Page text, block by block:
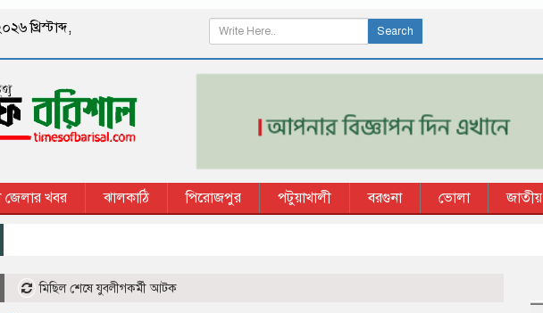
খ্রিস্টাব্দ, Search
জেলার খবর ঝালকাঠি পিরোজপুর পটুয়াখালী বরগুনা ভোলা জাতীয়
মিছিল শেষে যুবলীগকর্মী আটক